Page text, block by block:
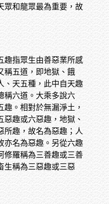
眾和龍眾最為重要，故
趣指眾生由善惡業所感
稱五道，即地獄、餓
、天五種，此中自天趣
稱六道。大乘多說六
。相對於無漏淨土，
趣或六惡趣，地獄、
所趣，故名為惡趣；人
亦名為惡趣。另從六趣
修羅稱為三善趣或三善
生稱為三惡趣或三惡